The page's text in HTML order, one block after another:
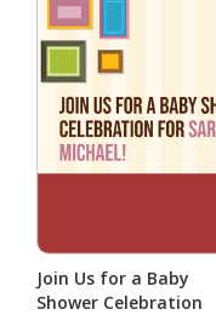
Join Us for a Baby
Shower Celebration